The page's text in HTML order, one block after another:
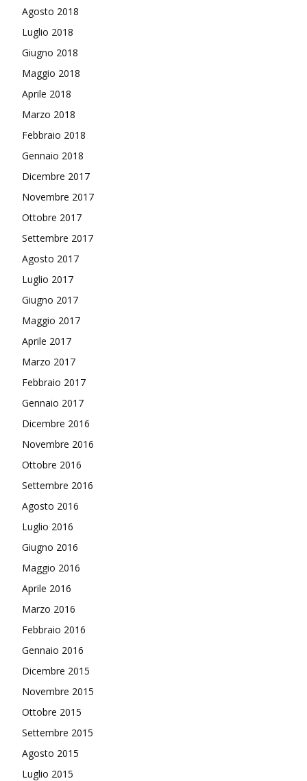
Agosto 2018
Luglio 2018
Giugno 2018
Maggio 2018
Aprile 2018
Marzo 2018
Febbraio 2018
Gennaio 2018
Dicembre 2017
Novembre 2017
Ottobre 2017
Settembre 2017
Agosto 2017
Luglio 2017
Giugno 2017
Maggio 2017
Aprile 2017
Marzo 2017
Febbraio 2017
Gennaio 2017
Dicembre 2016
Novembre 2016
Ottobre 2016
Settembre 2016
Agosto 2016
Luglio 2016
Giugno 2016
Maggio 2016
Aprile 2016
Marzo 2016
Febbraio 2016
Gennaio 2016
Dicembre 2015
Novembre 2015
Ottobre 2015
Settembre 2015
Agosto 2015
Luglio 2015